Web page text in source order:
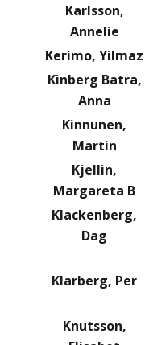
Karlsson,
Annelie
Kerimo, Yilmaz
Kinberg Batra,
Anna
Kinnunen,
Martin
Kjellin,
Margareta B
Klackenberg,
Dag
Klarberg, Per
Knutsson,